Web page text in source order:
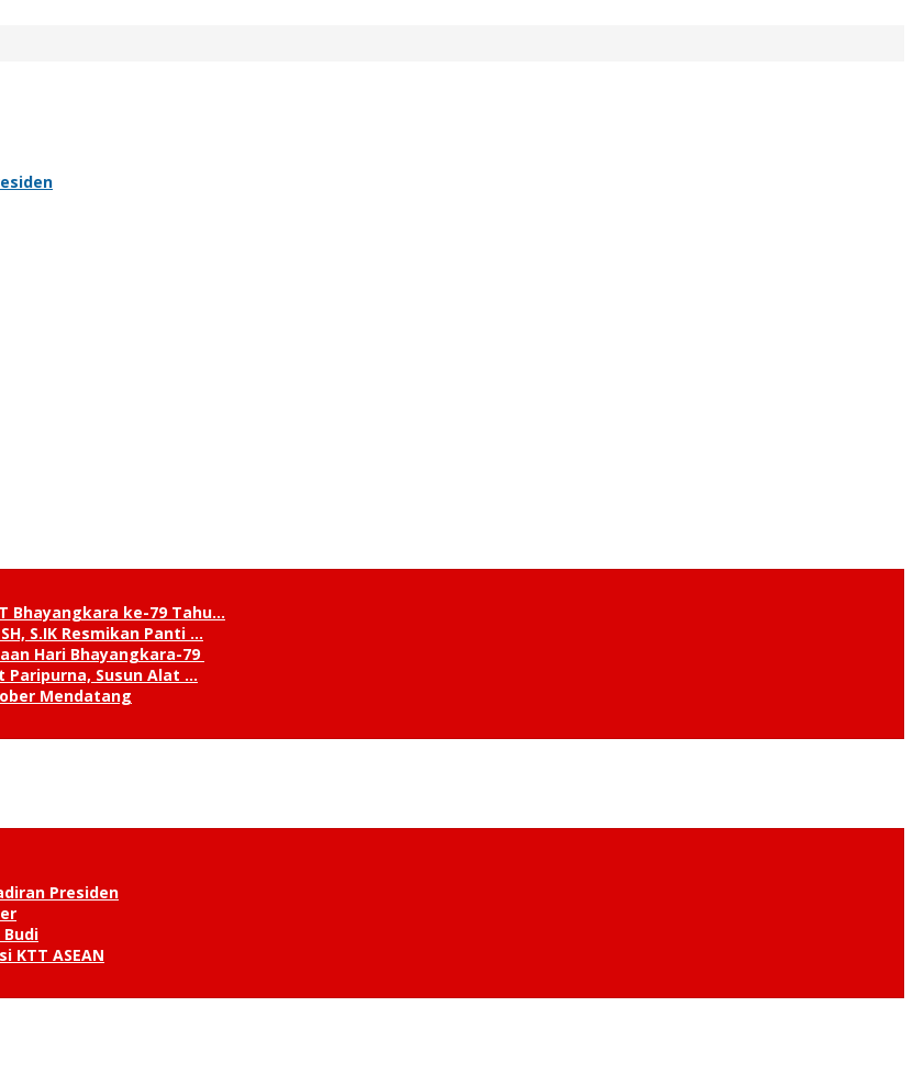
Bhayangkara ke-79 Tahu…
S.IK Resmikan Panti …
Hari Bhayangkara-79
Paripurna, Susun Alat …
Mendatang
Presiden
KTT ASEAN